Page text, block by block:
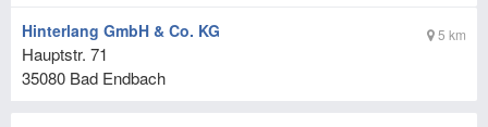
5 km
Hinterlang GmbH & Co. KG
Hauptstr. 71
35080 Bad Endbach